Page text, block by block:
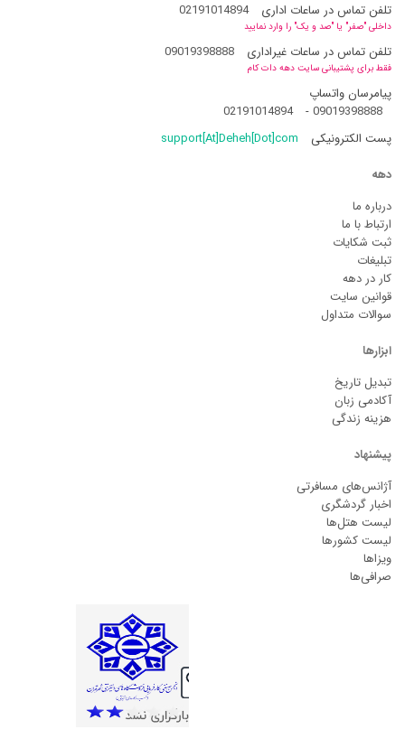
تلفن تماس در ساعات اداری
02191014894
داخلی "صفر" یا "صد و یک" را وارد نمایید
تلفن تماس در ساعات غیراداری 09019398888
فقط برای پشتیبانی سایت دهه دات کام
پیامرسان واتساپ
09019398888
-
02191014894
پست الکترونیکی
support[At]Deheh[Dot]com
دهه
درباره ما
ارتباط با ما
ثبت شکایات
تبلیغات
کار در دهه
قوانین سایت
سوالات متداول
ابزارها
تبدیل تاریخ
آکادمی زبان
هزینه زندگی
پیشنهاد
آژانس‌های مسافرتی
اخبار گردشگری
لیست هتل‌ها
لیست کشورها
ویزاها
صرافی‌ها